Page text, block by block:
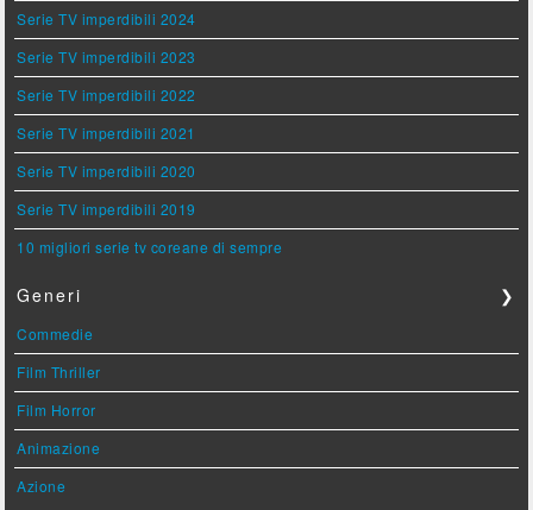
Serie TV imperdibili 2024
Serie TV imperdibili 2023
Serie TV imperdibili 2022
Serie TV imperdibili 2021
Serie TV imperdibili 2020
Serie TV imperdibili 2019
10 migliori serie tv coreane di sempre
Generi ❯
Commedie
Film Thriller
Film Horror
Animazione
Azione